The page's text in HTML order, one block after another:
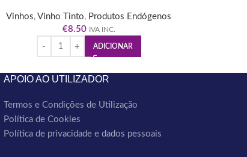
Vinhos, Vinho Tinto, Produtos Endógenos
€8.50 IVA INC.
ADICIONAR
APOIO AO UTILIZADOR
Termos e Condições de Utilização
Política de Cookies
Política de privacidade e dados pessoais